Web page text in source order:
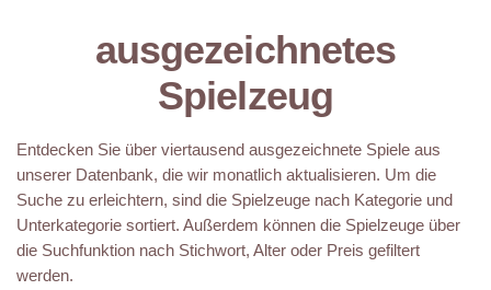
ausgezeichnetes
Spielzeug
Entdecken Sie über viertausend ausgezeichnete Spiele aus
unserer Datenbank, die wir monatlich aktualisieren. Um die
Suche zu erleichtern, sind die Spielzeuge nach Kategorie und
Unterkategorie sortiert. Außerdem können die Spielzeuge über
die Suchfunktion nach Stichwort, Alter oder Preis gefiltert
werden.